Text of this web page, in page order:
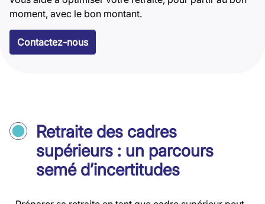
moment, avec le bon montant.
Contactez-nous
Retraite des cadres
supérieurs : un parcours
semé d’incertitudes